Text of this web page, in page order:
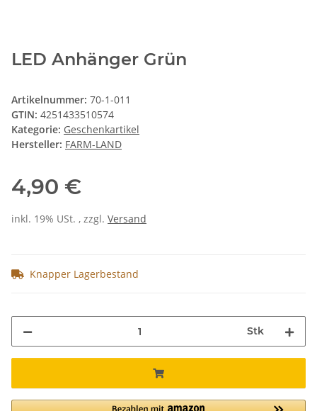
LED Anhänger Grün
Artikelnummer: 70-1-011
GTIN: 4251433510574
Kategorie: Geschenkartikel
Hersteller: FARM-LAND
4,90 €
inkl. 19% USt. , zzgl. Versand
Knapper Lagerbestand
Stk